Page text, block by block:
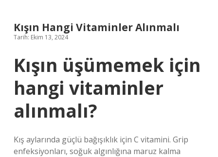
Kışın Hangi Vitaminler Alınmalı
Tarih: Ekim 13, 2024
Kışın üşümemek için
hangi vitaminler
alınmalı?
Kış aylarında güçlü bağışıklık için C vitamini. Grip
enfeksiyonları, soğuk algınlığına maruz kalma